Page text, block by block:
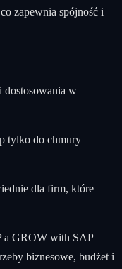
zapewnia spójność i
dostosowania w
tylko do chmury
dla firm, które
a GROW with SAP
biznesowe, budżet i